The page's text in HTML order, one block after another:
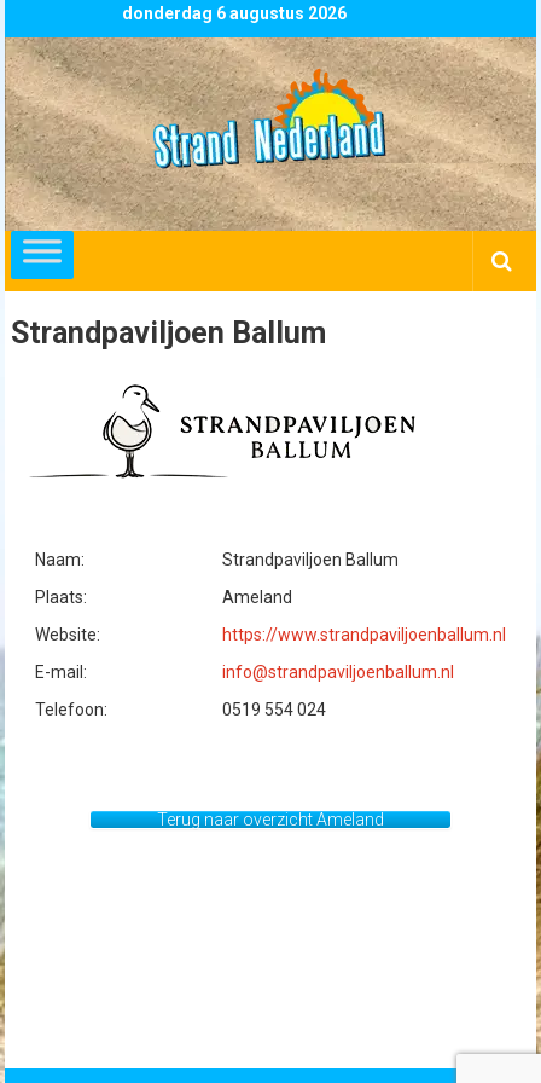
to
content
donderdag 6 augustus 2026
Strand
Nederland
overzicht
alle
strandpaviljoens
strandtenten
en
Strandpaviljoen Ballum
Naam:
Strandpaviljoen Ballum
Plaats:
Ameland
Website:
https://www.strandpaviljoenballum.nl
E-mail:
info@strandpaviljoenballum.nl
Telefoon:
0519 554 024
Terug naar overzicht Ameland